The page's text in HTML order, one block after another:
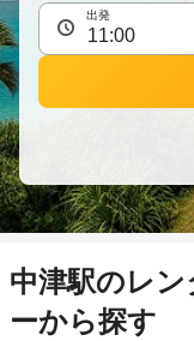
出発
中津駅のレ
ーから探す